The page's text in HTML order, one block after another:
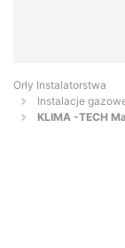
Orły Instalatorstwa
Instalacje
KLIMA -TECH